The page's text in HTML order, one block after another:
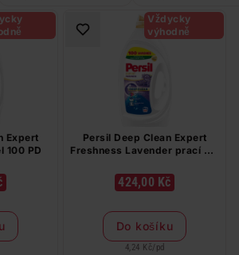
Expert
100 PD
Vždycky
výhodně
Persil Deep Clean Expert
Freshness Lavender prací gel
424,00 Kč
Do košíku
4,24 Kč/ pd